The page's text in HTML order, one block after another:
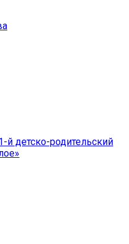
й детско-родительский